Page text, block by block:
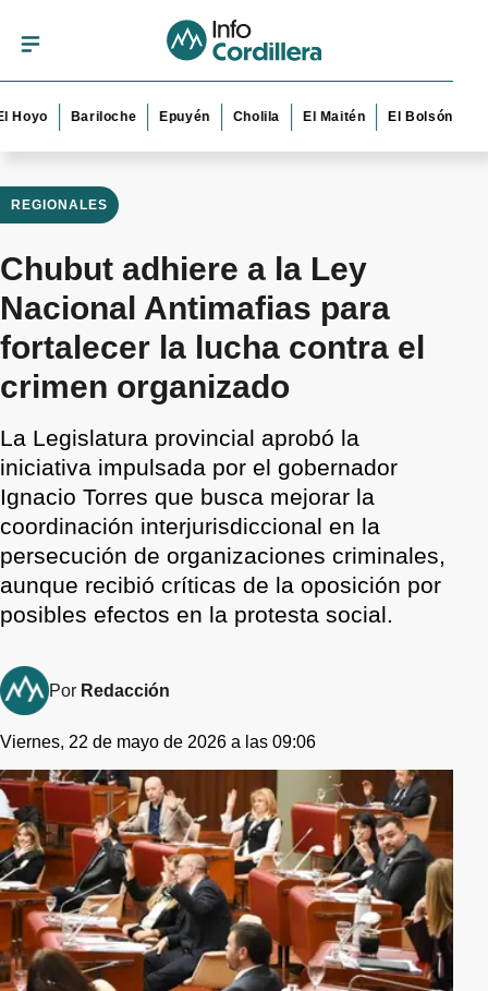
Bariloche Epuyén Cholila El Maitén El Bolsón Esquel
REGIONALES
Chubut adhiere a la Ley
Nacional Antimafias para
fortalecer la lucha contra el
crimen organizado
La Legislatura provincial aprobó la
iniciativa impulsada por el gobernador
Ignacio Torres que busca mejorar la
coordinación interjurisdiccional en la
persecución de organizaciones criminales,
aunque recibió críticas de la oposición por
posibles efectos en la protesta social.
Por Redacción
Viernes, 22 de mayo de 2026 a las 09:06